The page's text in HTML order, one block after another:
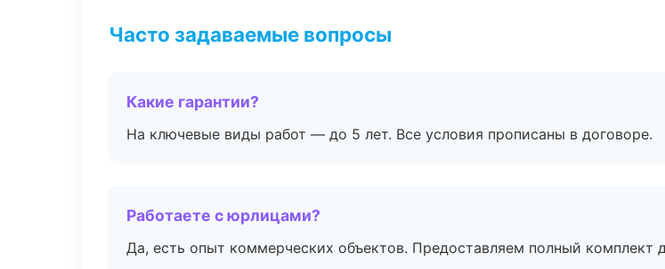
Часто задаваемые вопросы
Какие гарантии?
На ключевые виды работ — до 5 лет. Все условия прописаны в договоре.
Работаете с юрлицами?
Да, есть опыт коммерческих объектов. Предоставляем полный комплект